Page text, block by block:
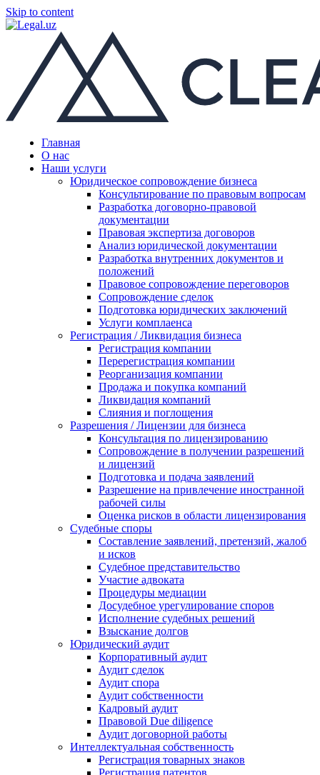
Skip to content
Главная
О нас
Наши услуги
Юридическое сопровождение бизнеса
Консультирование по правовым вопросам
Разработка договорно-правовой
документации
Правовая экспертиза договоров
Анализ юридической документации
Разработка внутренних документов и
положений
Правовое сопровождение переговоров
Сопровождение сделок
Подготовка юридических заключений
Услуги комплаенса
Регистрация / Ликвидация бизнеса
Регистрация компании
Перерегистрация компании
Реорганизация компании
Продажа и покупка компаний
Ликвидация компаний
Слияния и поглощения
Разрешения / Лицензии для бизнеса
Консультация по лицензированию
Сопровождение в получении разрешений
и лицензий
Подготовка и подача заявлений
Разрешение на привлечение иностранной
рабочей силы
Оценка рисков в области лицензирования
Судебные споры
Составление заявлений, претензий, жалоб
и исков
Судебное представительство
Участие адвоката
Процедуры медиации
Досудебное урегулирование споров
Исполнение судебных решений
Взыскание долгов
Юридический аудит
Корпоративный аудит
Аудит сделок
Аудит спора
Аудит собственности
Кадровый аудит
Правовой Due diligence
Аудит договорной работы
Интеллектуальная собственность
Регистрация товарных знаков
Регистрация патентов